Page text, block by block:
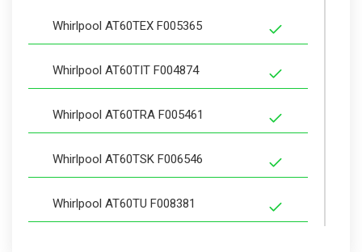
Whirlpool AT60TEX F005365
Whirlpool AT60TIT F004874
Whirlpool AT60TRA F005461
Whirlpool AT60TSK F006546
Whirlpool AT60TU F008381